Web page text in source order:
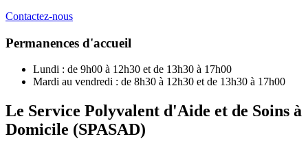
Contactez-nous
Permanences d'accueil
Lundi : de 9h00 à 12h30 et de 13h30 à 17h00
Mardi au vendredi : de 8h30 à 12h30 et de 13h30 à 17h00
Le Service Polyvalent d'Aide et de Soins à
Domicile (SPASAD)